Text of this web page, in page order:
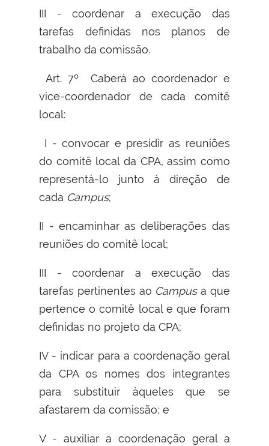
III - coordenar a execução das
tarefas definidas nos planos de
trabalho da comissão.
Art. 7º Caberá ao coordenador e
vice-coordenador de cada comitê
local:
I - convocar e presidir as reuniões
do comitê local da CPA, assim como
representá-lo junto à direção de
cada Campus;
II - encaminhar as deliberações das
reuniões do comitê local;
III - coordenar a execução das
tarefas pertinentes ao Campusa que
pertence o comitê local e que foram
definidas no projeto da CPA;
IV - indicar para a coordenação geral
da CPA os nomes dos integrantes
para substituir àqueles que se
afastarem da comissão; e
V - auxiliar a coordenação geral a